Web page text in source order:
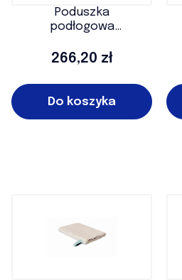
Poduszka
podłogowa
Cena
266,20 zł
Do koszyka